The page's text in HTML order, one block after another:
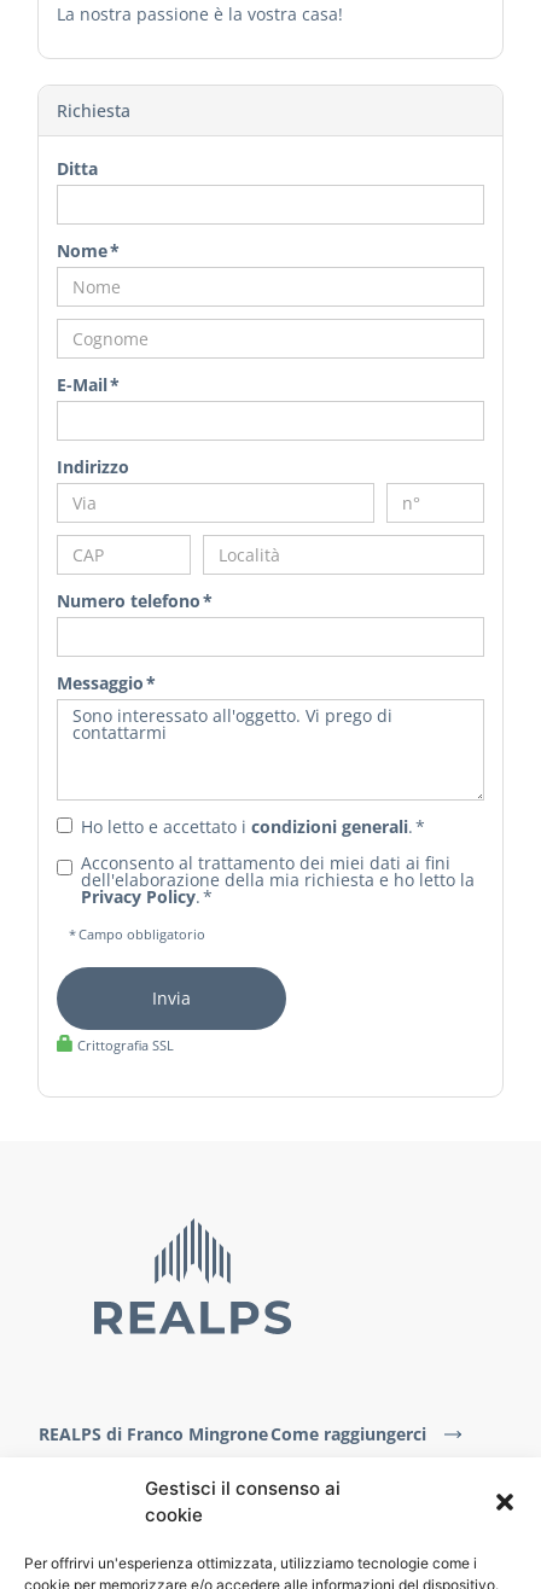
Gestisci il consenso ai
cookie
Per offrirvi un'esperienza ottimizzata, utilizziamo tecnologie come i
cookie per memorizzare e/o accedere alle informazioni del dispositivo.
La nostra passione è la vostra casa!
Richiesta
Ditta
Nome *
E-Mail *
Indirizzo
Numero telefono *
Messaggio *
Ho letto e accettato i condizioni generali. *
Acconsento al trattamento dei miei dati ai fini
dell'elaborazione della mia richiesta e ho letto la
Privacy Policy. *
* Campo obbligatorio
Invia
Crittografia SSL
REALPS di Franco Mingrone
info@realps.it
Come raggiungerci